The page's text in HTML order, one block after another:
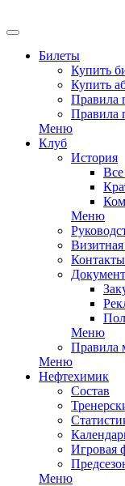
Билеты
Купить
Купить
Правила
Правила
Меню
Клуб
История
Меню
Визитная
Контакты
Меню
Правила
Меню
Нефтехимик
Состав
Игровая
Меню